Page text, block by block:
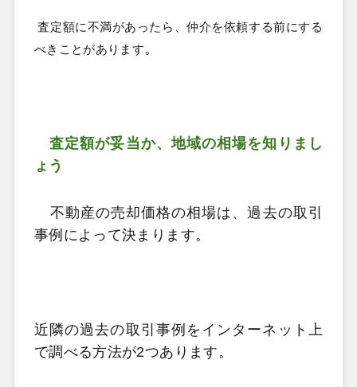
査定額に不満があったら、仲介を依頼する前にする
べきことがあります。
査定額が妥当か、地域の相場を知りまし
ょう
不動産の売却価格の相場は、過去の取引
事例によって決まります。
近隣の過去の取引事例をインターネット上
で調べる方法が2つあります。